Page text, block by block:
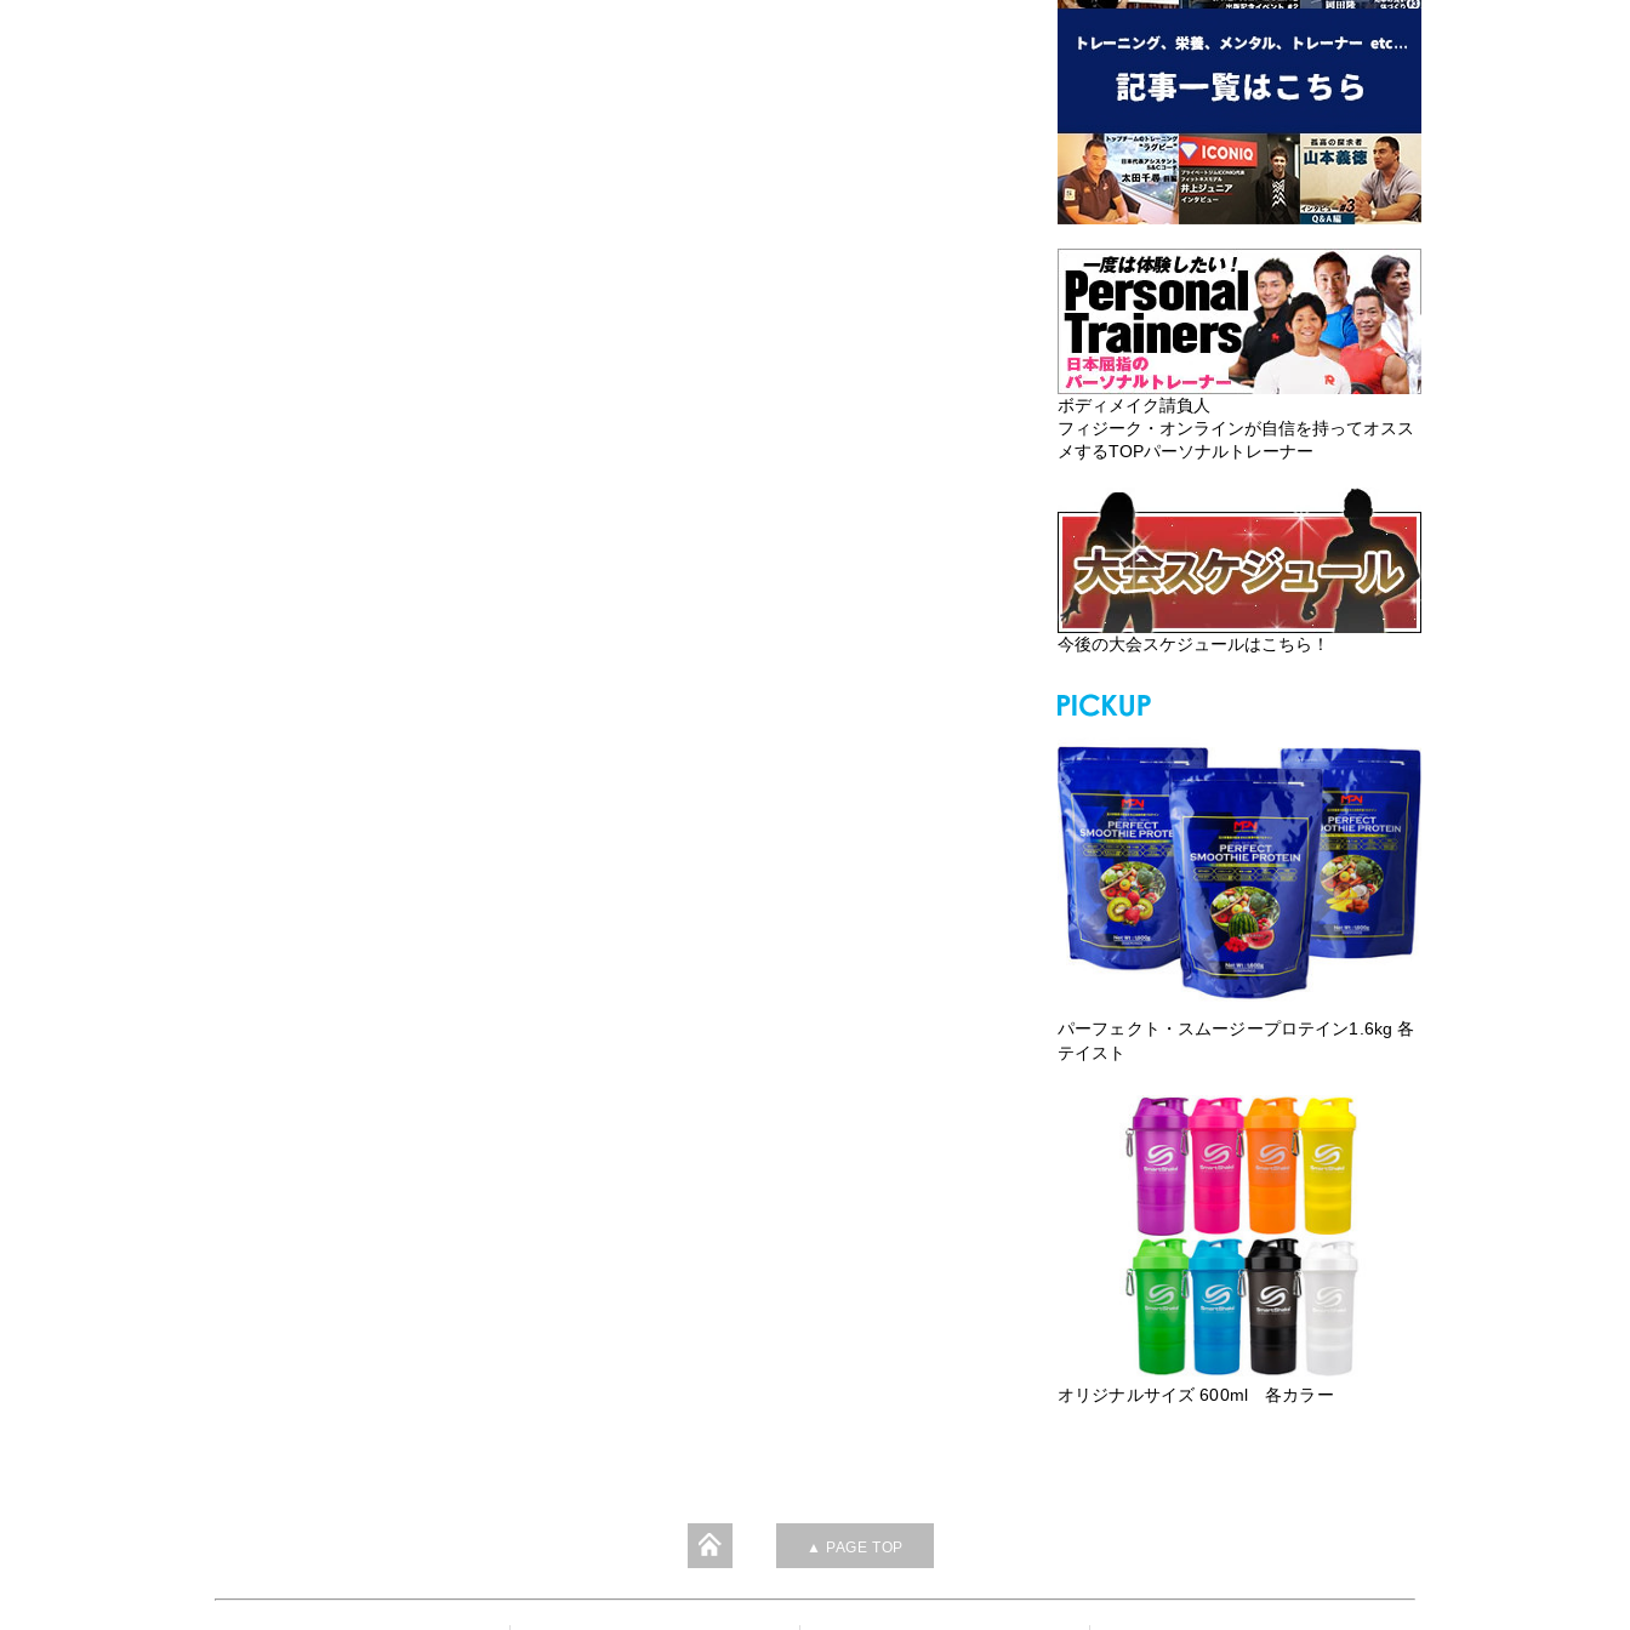
ボディメイク請負人
フィジーク・オンラインが自信を持ってオスス
メするTOPパーソナルトレーナー
今後の大会スケジュールはこちら！
パーフェクト・スムージープロテイン1.6kg 各
テイスト
オリジナルサイズ 600ml 各カラー
▲ PAGE TOP